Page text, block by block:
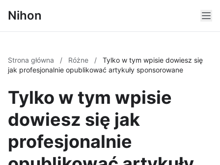
Nihon
Strona główna / Różne /
Tylko w tym wpisie dowiesz się
jak profesjonalnie opublikować artykuły sponsorowane
Tylko w tym wpisie
dowiesz się jak
profesjonalnie